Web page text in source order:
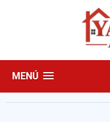
MENÚ